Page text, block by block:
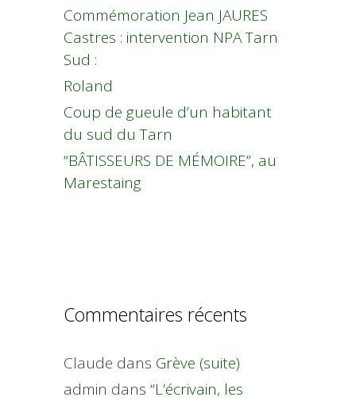
Commémoration Jean JAURES
Castres : intervention NPA Tarn
Sud :
Roland
Coup de gueule d’un habitant
du sud du Tarn
“BÂTISSEURS DE MÉMOIRE”, au
Marestaing
Commentaires récents
Claude dans Grève (suite)
admin dans “L’écrivain, les